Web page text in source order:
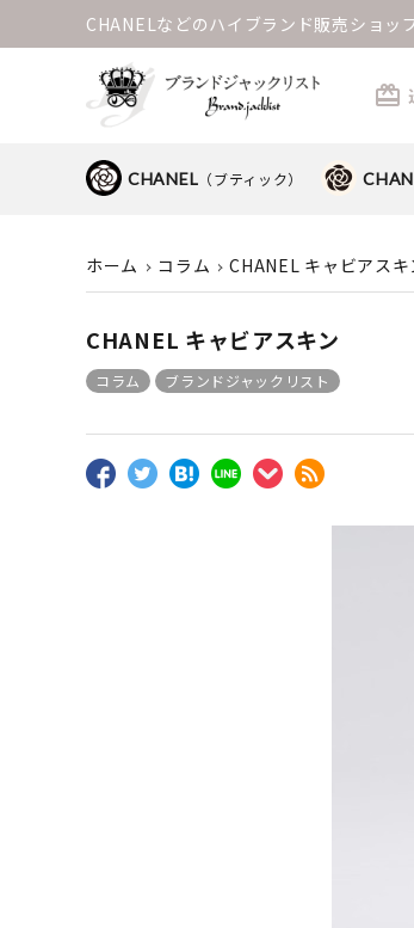
CHANELなどのハイブランド販売ショ
card_giftcard
CHANEL （ブティック）
ホーム コラム CHANEL キャビアスキ
CHANEL キャビアスキン
コラム ブランドジャックリスト